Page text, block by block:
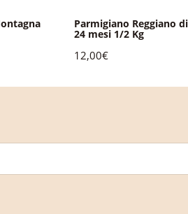
Parmigiano Reggiano
24 mesi 1/2 Kg
12,00€